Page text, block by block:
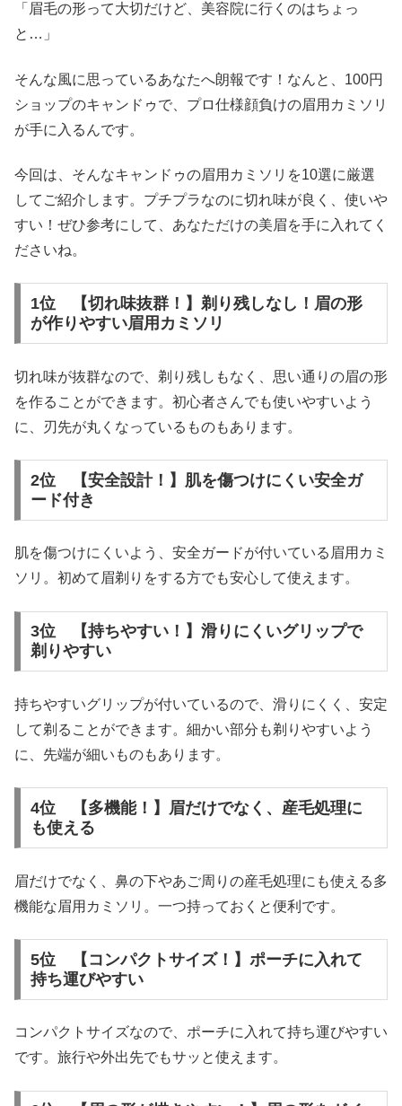
「眉毛の形って大切だけど、美容院に行くのはちょっ
と…」
そんな風に思っているあなたへ朗報です！なんと、100円
ショップのキャンドゥで、プロ仕様顔負けの眉用カミソリ
が手に入るんです。
今回は、そんなキャンドゥの眉用カミソリを10選に厳選
してご紹介します。プチプラなのに切れ味が良く、使いや
すい！ぜひ参考にして、あなただけの美眉を手に入れてく
ださいね。
1位 【切れ味抜群！】剃り残しなし！眉の形
が作りやすい眉用カミソリ
切れ味が抜群なので、剃り残しもなく、思い通りの眉の形
を作ることができます。初心者さんでも使いやすいよう
に、刃先が丸くなっているものもあります。
2位 【安全設計！】肌を傷つけにくい安全ガ
ード付き
肌を傷つけにくいよう、安全ガードが付いている眉用カミ
ソリ。初めて眉剃りをする方でも安心して使えます。
3位 【持ちやすい！】滑りにくいグリップで
剃りやすい
持ちやすいグリップが付いているので、滑りにくく、安定
して剃ることができます。細かい部分も剃りやすいよう
に、先端が細いものもあります。
4位 【多機能！】眉だけでなく、産毛処理に
も使える
眉だけでなく、鼻の下やあご周りの産毛処理にも使える多
機能な眉用カミソリ。一つ持っておくと便利です。
5位 【コンパクトサイズ！】ポーチに入れて
持ち運びやすい
コンパクトサイズなので、ポーチに入れて持ち運びやすい
です。旅行や外出先でもサッと使えます。